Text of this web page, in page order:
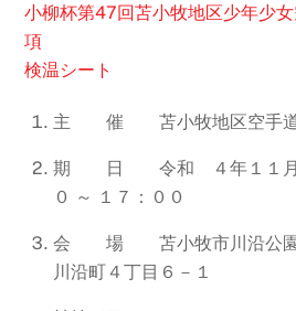
小柳杯第47回苫小牧地区少年少
項
検温シート
主 催 苫小牧地区空手道
期 日 令和 ４年１１月２
０ ～ １７：００
会 場 苫小牧市川沿公
川沿町４丁目６－１